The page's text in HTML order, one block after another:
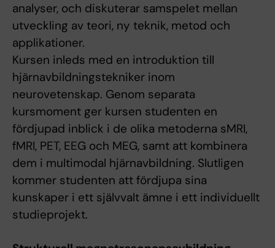
analyser, och diskuterar samspelet mellan
utveckling av teori, ny teknik, metod och
applikationer.
Kursen inleds med en introduktion till
hjärnavbildningstekniker inom
neurovetenskap. Genom separata
kursmoment ger kursen studenten en
fördjupad inblick i de olika metoderna sMRI,
fMRI, PET, EEG och MEG, samt att kombinera
dem i multimodal hjärnavbildning. Slutligen
kommer studenten att fördjupa sina
kunskaper i ett självvalt ämne i ett individuellt
studieprojekt.